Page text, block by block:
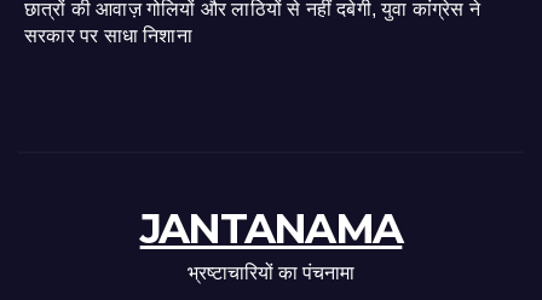
छात्रों की आवाज़ गोलियों और लाठियों से नहीं दबेगी, युवा कांग्रेस ने
सरकार पर साधा निशाना
JANTANAMA
भ्रष्टाचारियों का पंचनामा